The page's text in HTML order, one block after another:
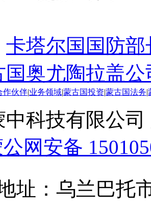
卡塔尔国国防
国奥尤陶拉盖
作伙伴 业务领域 蒙古国投资 蒙古国法务
中科技有限公
网安备
址： 乌兰巴托